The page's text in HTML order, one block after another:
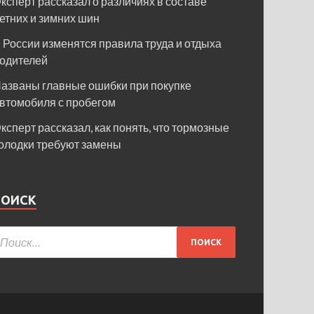
и зимних шин
России изменятся правила труда и отдыха
главные ошибки при покупке
с пробегом
рассказал, как понять, что тормозные
требуют замены